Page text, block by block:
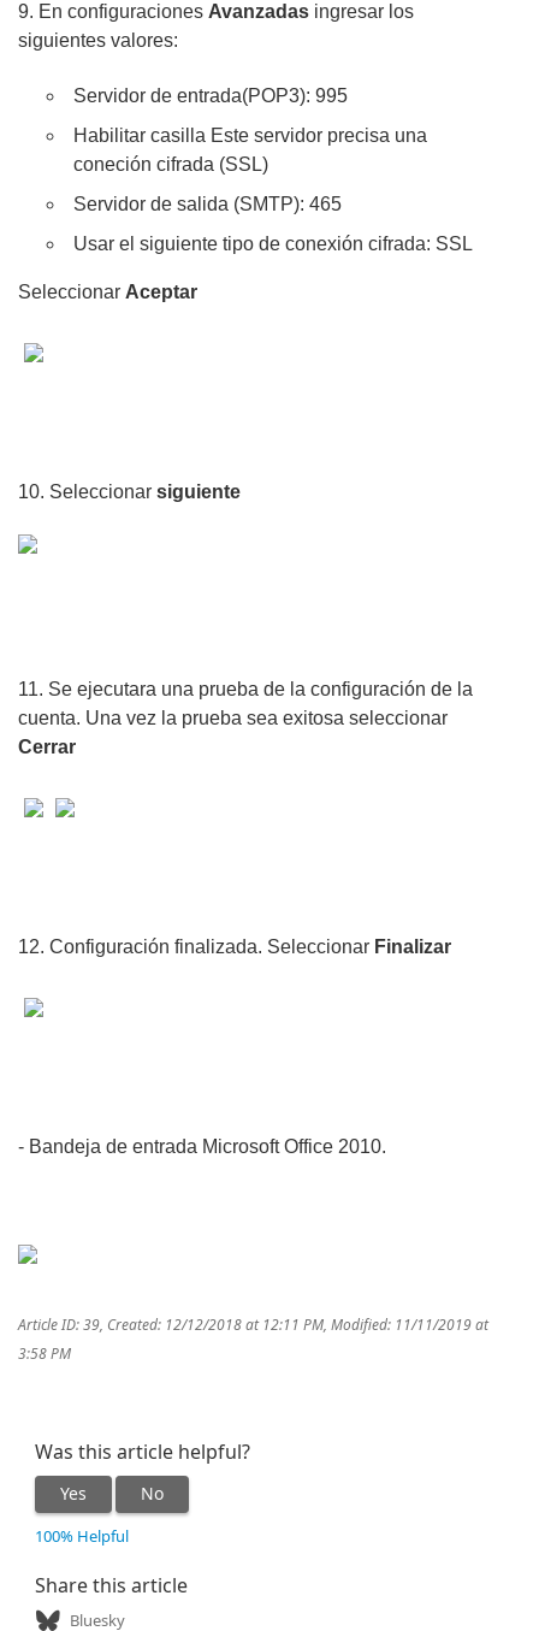
9. En configuraciones Avanzadas ingresar los
siguientes valores:
Servidor de entrada(POP3): 995
Habilitar casilla Este servidor precisa una
coneción cifrada (SSL)
Servidor de salida (SMTP): 465
Usar el siguiente tipo de conexión cifrada: SSL
Seleccionar Aceptar
10. Seleccionar siguiente
11. Se ejecutara una prueba de la configuración de la
cuenta. Una vez la prueba sea exitosa seleccionar
Cerrar
12. Configuración finalizada. Seleccionar Finalizar
- Bandeja de entrada Microsoft Office 2010.
Article ID: 39, Created: 12/12/2018 at 12:11 PM, Modified: 11/11/2019 at
3:58 PM
Was this article helpful?
Yes No
100% Helpful
Share this article
Bluesky